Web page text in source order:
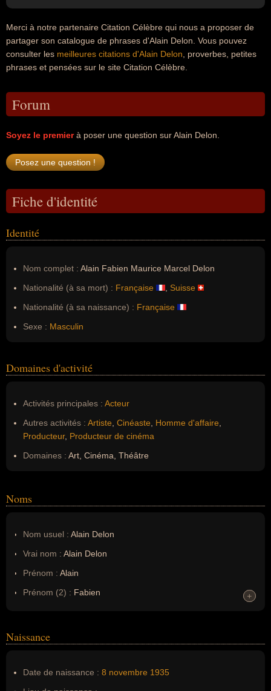
Merci à notre partenaire Citation Célèbre qui nous a proposer de
partager son catalogue de phrases d'Alain Delon. Vous pouvez
consulter les meilleures citations d'Alain Delon , proverbes, petites
phrases et pensées sur le site Citation Célèbre.
Forum
Soyez le premierà poser une question sur Alain Delon.
Fiche d'identité
Identité
Nom complet : Alain Fabien Maurice Marcel Delon
Nationalité (à sa mort) : Française
Suisse
Nationalité (à sa naissance) : Française
Sexe : Masculin
Domaines d'activité
Activités principales : Acteur
Autres activités : Artiste Cinéaste Homme d'affaire
Producteur, Producteur de cinéma
Domaines : Art, Cinéma, Théâtre
Noms
Nom usuel : Alain Delon
Vrai nom : Alain Delon
Prénom : Alain
Prénom (2) : Fabien
Homonymes : 0 (aucun)
+
+
Naissance
Date de naissance : 8 novembre 1935